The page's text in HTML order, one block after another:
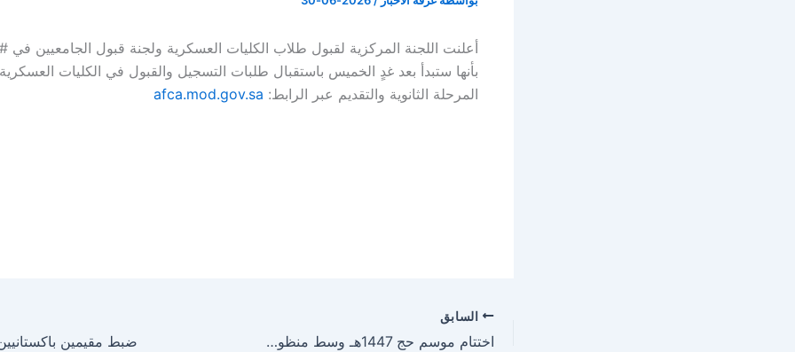
أعلنت اللجنة المركزية لقبول طلاب الكليات العسكرية ولجنة قبول الجامعيين في
بأنها ستبدأ بعد غدٍ الخميس باستقبال طلبات التسجيل والقبول في الكليات
المرحلة الثانوية والتقديم عبر الرابط: afca.mod.gov.sa
السابق
اختتام موسم حج 1447هـ وسط منظومة متكاملة